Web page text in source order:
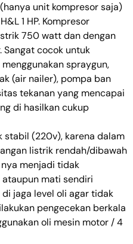
unit kompresor saja)
1 HP. Kompresor
750 watt dan dengan
cocok untuk
spraygun,
(air nailer), pompa ban
tekanan yang mencapai
di hasilkan cukup
stabil (220v), karena dalam
listrik rendah/dibawah
menjadi tidak
mati sendiri
jaga level oli agar tidak
pengecekan berkala
oli mesin motor / 4